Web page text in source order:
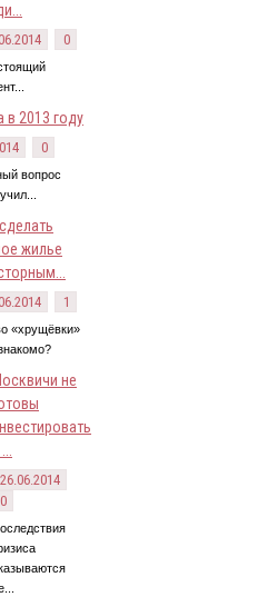
0
в 2013 году
0
вопрос
жилье
1
«хрущёвки»
не
26.06.2014
0